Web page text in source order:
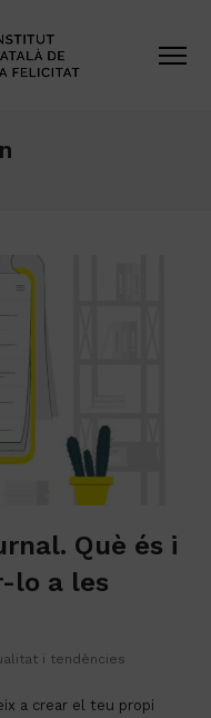
Què és i
lo a les
i tendències
a crear el teu propi